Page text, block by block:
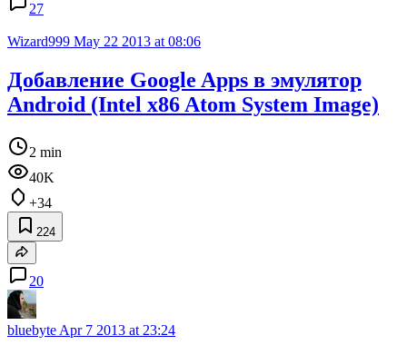
27
Wizard999 May 22 2013 at 08:06
Добавление Google Apps в эмулятор
Android (Intel x86 Atom System Image)
2 min
40K
+34
224
20
bluebyte Apr 7 2013 at 23:24